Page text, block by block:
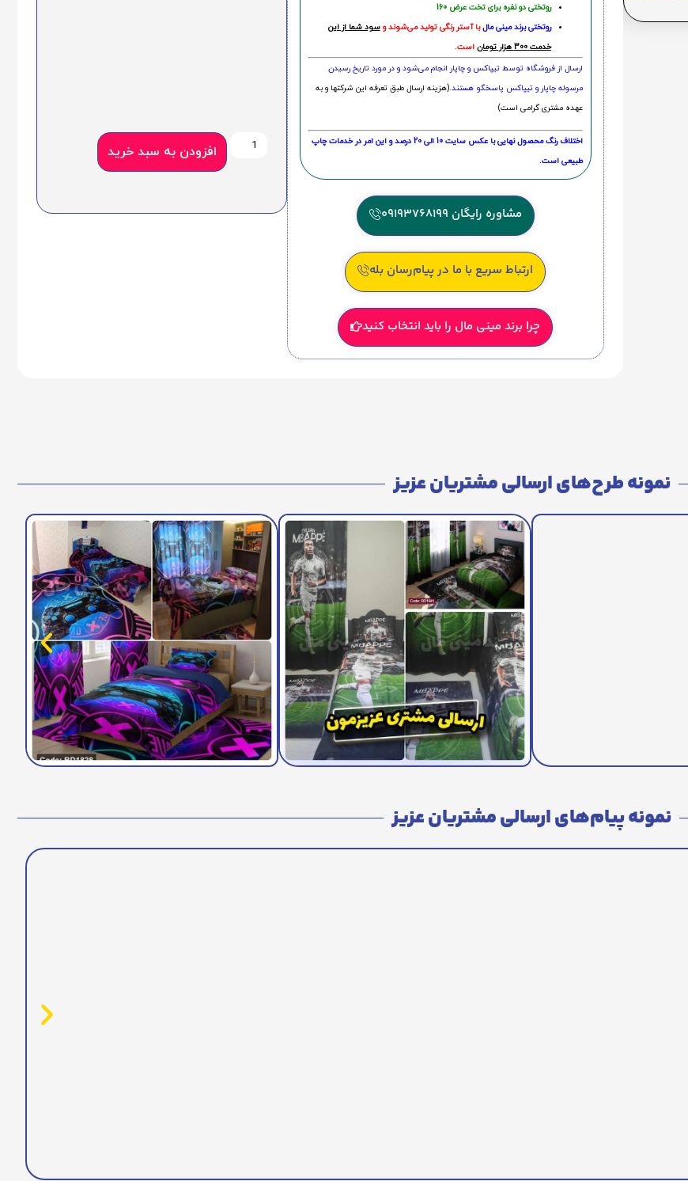
روتختی دو نفره برای تخت عرض 160
روتختی‌ برند مینی مالبا آستر رنگی تولید می‌شوند وسود شما از این
خدمت 300 هزار تومان
است.
ارسال از فروشگاه توسط تیپاکس و چاپار انجام می‌شود و در مورد تاریخ رسیدن
مرسوله چاپار و تیپاکس پاسخگو هستند.(هزینه ارسال طبق تعرفه این شرکتها و به
عهده مشتری گرامی است)
اختلاف رنگ محصول نهایی با عکس سایت 10 الی 20 درصد و این امر در خدمات چاپ
طبیعی است.
مشاوره رایگان 09193768199
ارتباط سریع با ما در پیام‌رسان بله
چرا برند مینی مال را باید انتخاب کنید
افزودن به سبد خرید
نمونه طرح‌های ارسالی مشتریان عزیز
نمونه پیام‌های ارسالی مشتریان عزیز